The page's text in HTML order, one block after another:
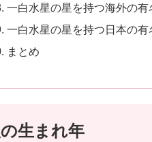
一白水星の星を持つ海外の有
一白水星の星を持つ日本の有
まとめ
生まれ年